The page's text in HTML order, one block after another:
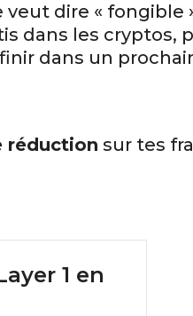
dire « fongible
dans les cryptos,
dans un
réduction sur tes
1 en